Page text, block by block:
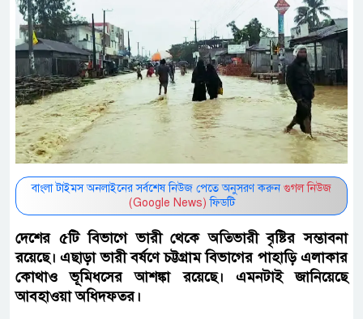
বাংলা টাইমস অনলাইনের সর্বশেষ নিউজ পেতে অনুসরণ করুন গুগল নিউজ
(Google News) ফিডটি
দেশের ৫টি বিভাগে ভারী থেকে অতিভারী বৃষ্টির সম্ভাবনা
রয়েছে। এছাড়া ভারী বর্ষণে চট্টগ্রাম বিভাগের পাহাড়ি এলাকার
কোথাও ভূমিধসের আশঙ্কা রয়েছে। এমনটাই জানিয়েছে
আবহাওয়া অধিদফতর।